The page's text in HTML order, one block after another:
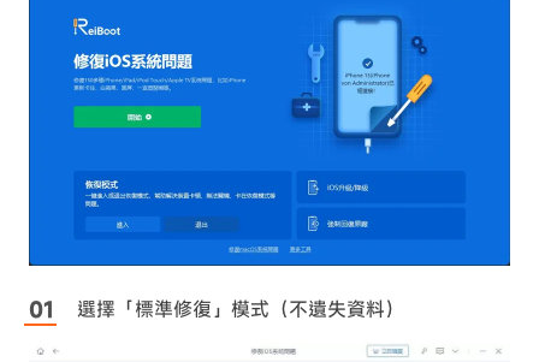
選擇「標準修復」模式（不遺失資料）